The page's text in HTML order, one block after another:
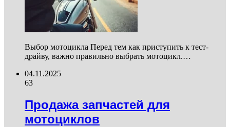
Выбор мотоцикла Перед тем как приступить к тест-
драйву, важно правильно выбрать мотоцикл.…
04.11.2025
63
Продажа запчастей для
мотоциклов